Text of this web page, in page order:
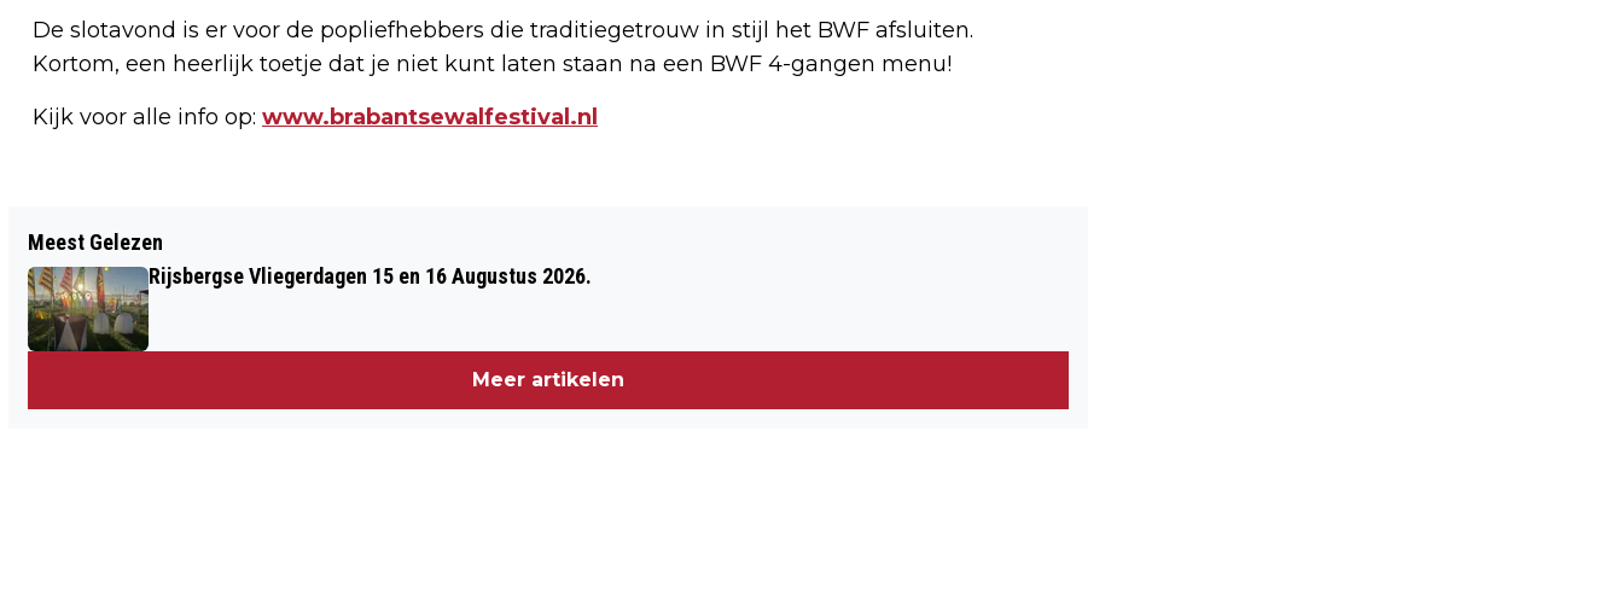
De slotavond is er voor de popliefhebbers die traditiegetrouw in stijl het BWF afsluiten.
Kortom, een heerlijk toetje dat je niet kunt laten staan na een BWF 4-gangen menu!
Kijk voor alle info op: www.brabantsewalfestival.nl
ARSIS ONTMOET 'HOGE LUCHTEN' IN
HET MARKIEZENHOF
MISHANDELING
Meest Gelezen
Rijsbergse Vliegerdagen 15 en 16 Augustus 2026.
Meer artikelen